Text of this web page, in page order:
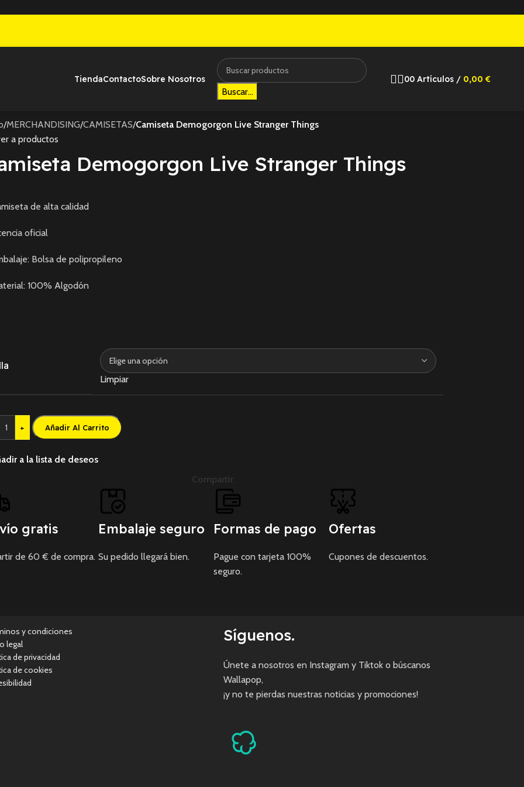
TiendaContactoSobre Nosotros
Buscar...
00 Artículos / 0,00 €
/MERCHANDISING/CAMISETAS/Camiseta Demogorgon Live Stranger Things
a productos
Demogorgon Live Stranger Things
de alta calidad
oficial
Bolsa de polipropileno
100% Algodón
Limpiar
+ Añadir Al Carrito
a la lista de deseos
Compartir:
gratis
de 60 € de compra.
Embalaje seguro
Su pedido llegará bien.
Formas de pago
Pague con tarjeta 100%
seguro.
Ofertas
Cupones de descuentos.
y condiciones
legal
de privacidad
de cookies
Síguenos.
Únete a nosotros en Instagram y Tiktok o búscanos
Wallapop,
¡y no te pierdas nuestras noticias y promociones!